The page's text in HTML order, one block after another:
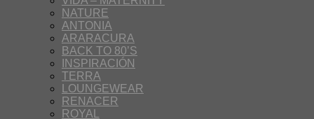
NATURE
ANTONIA
ARARACURA
BACK TO 80’S
INSPIRACIÓN
TERRA
LOUNGEWEAR
RENACER
ROYAL